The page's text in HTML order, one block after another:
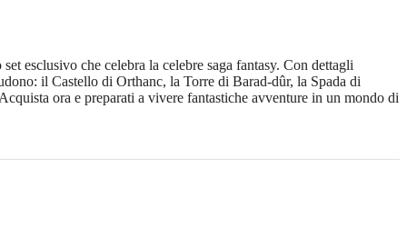
esclusivo che celebra la celebre saga fantasy. Con dettagli
il Castello di Orthanc, la Torre di Barad-dûr, la Spada di
ora e preparati a vivere fantastiche avventure in un mondo di